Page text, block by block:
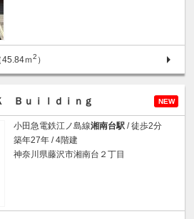
ｍ2 ）
Ｂｕｉｌｄｉｎｇ NEW
小田急電鉄江ノ島線湘南台駅 / 徒歩2分
築年27年 / 4階建
神奈川県藤沢市湘南台２丁目